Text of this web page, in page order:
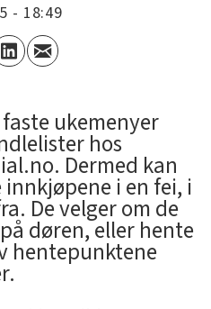
- 18:49
ukemenyer
hos
Dermed kan
i en fei, i
De velger om de
døren, eller hente
hentepunktene